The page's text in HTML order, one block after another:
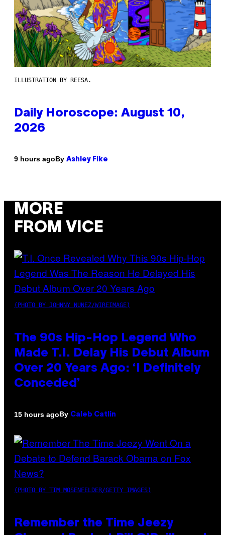
ILLUSTRATION BY REESA.
Daily Horoscope: August 10,
2026
9 hours agoBy Ashley Fike
MORE
FROM VICE
(PHOTO BY JOHNNY NUNEZ/WIREIMAGE)
The 90s Hip-Hop Legend Who
Made T.I. Delay His Debut Album
Over 20 Years Ago: ‘I Definitely
Conceded’
15 hours agoBy Caleb Catlin
(PHOTO BY TIM MOSENFELDER/GETTY IMAGES)
Remember the Time Jeezy